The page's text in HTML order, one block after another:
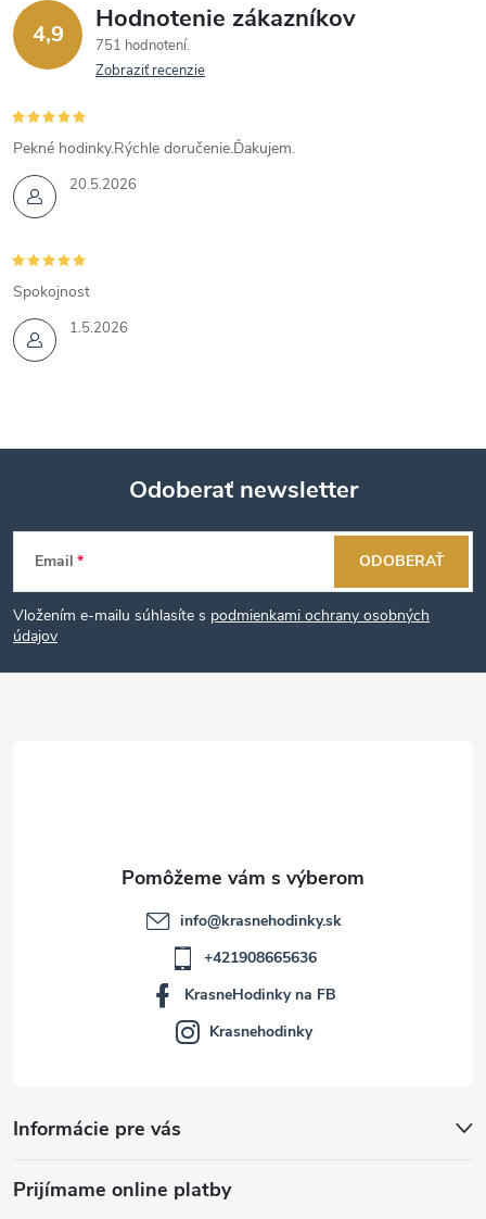
4,9 Hodnotenie zákazníkov
751 hodnotení
Zobraziť recenzie
20.5.2026
Pekné hodinky.Rýchle doručenie.Ďakujem.
1.5.2026
Spokojnost
Z
á
p
Odoberať newsletter
Email
Vložením e-mailu súhlasíte s podmienkami ochrany osobných
údajov
ODOBERAŤ
Informácie pre vás
Prijímame online platby
info@krasnehodinky.sk
+421908665636
KrasneHodinky na FB
Krasnehodinky